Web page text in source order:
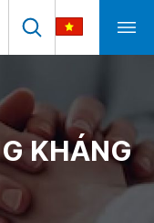
KHÁNG